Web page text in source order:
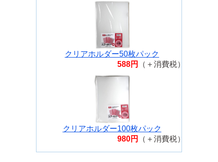
クリアホルダー50枚パック
588円
（＋消費税）
クリアホルダー100枚パック
980円
（＋消費税）